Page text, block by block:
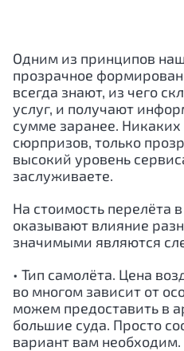
Одним из принципов
прозрачное
всегда знают, из чего
услуг, и получают
сумме заранее.
сюрпризов, только
высокий уровень
заслуживаете.
На стоимость перелёта в
оказывают влияние
значимыми являются
• Тип самолёта. Цена
во многом зависит от
можем предоставить в
большие суда. Просто
вариант вам необходим.